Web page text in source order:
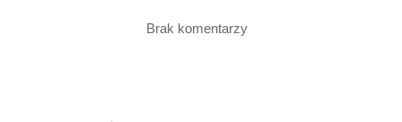
Brak komentarzy